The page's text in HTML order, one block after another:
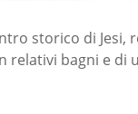
storico di
relativi bagni e